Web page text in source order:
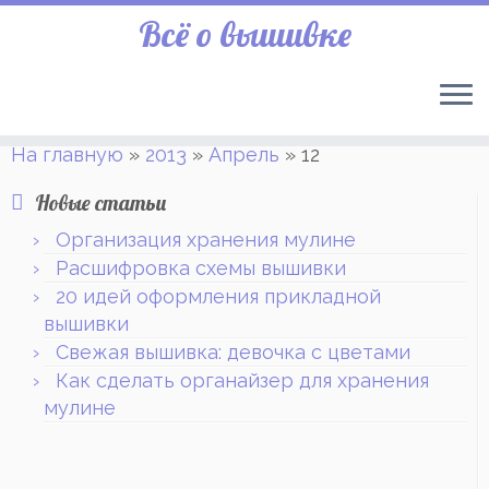
Всё о вышивке
На главную » 2013 » Апрель » 12
Новые статьи
Организация хранения мулине
Расшифровка схемы вышивки
20 идей оформления прикладной
вышивки
Свежая вышивка: девочка с цветами
Как сделать органайзер для хранения
мулине